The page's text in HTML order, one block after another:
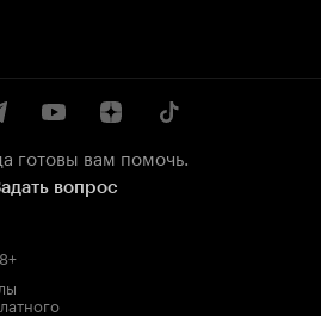
готовы вам помочь.
вопрос